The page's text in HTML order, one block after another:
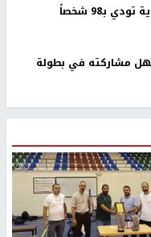
بـ98 شخصاً
مشاركته في بطولة